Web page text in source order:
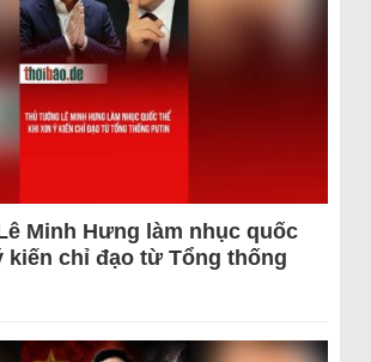
Minh Hưng làm nhục quốc
kiến chỉ đạo từ Tổng thống